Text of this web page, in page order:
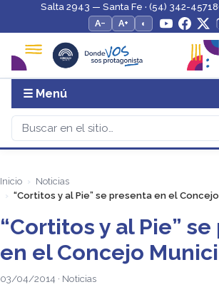
Salta 2943 — Santa Fe · (54) 342-
A−
A+ ◐
☰ Menú
Inicio
Noticias
“Cortitos y al Pie” se presenta en el
“Cortitos y al Pie”
en el Concejo
03/04/2014 · Noticias